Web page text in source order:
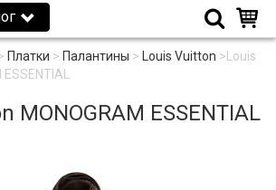
Платки > Палантины > Louis Vuitton > Louis
MONOGRAM ESSENTIAL